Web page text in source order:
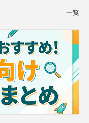
一覧